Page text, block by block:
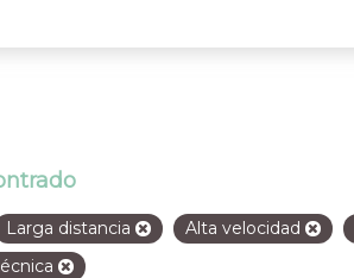
Larga distancia Alta velocidad